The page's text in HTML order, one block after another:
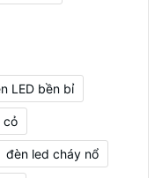
LED bền bỉ
cỏ
đèn led cháy nổ